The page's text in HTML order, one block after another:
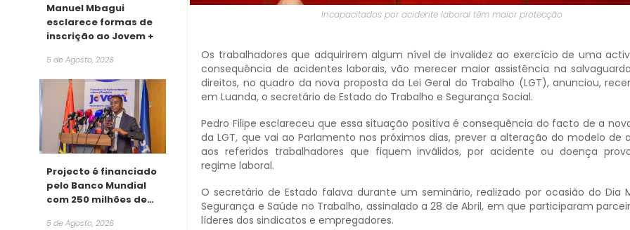
Manuel Mbagui
esclarece formas de
inscrição ao Jovem +
5 de Agosto, 2026
Projecto é financiado
pelo Banco Mundial
com 250 milhões de
5 de Agosto, 2026
Incapacitados por acidente laboral têm maior protecção
Os trabalhadores que adquirirem algum nível de invalidez ao exercício de uma
consequência de acidentes laborais, vão merecer maior assistência na
direitos, no quadro da nova proposta da Lei Geral do Trabalho (LGT), anunciou,
em Luanda, o secretário de Estado do Trabalho e Segurança Social.
Pedro Filipe esclareceu que essa situação positiva é consequência do facto de a
da LGT, que vai ao Parlamento nos próximos dias, prever a alteração do modelo de
aos referidos trabalhadores que fiquem inválidos, por acidente ou doença
regime laboral.
O secretário de Estado falava durante um seminário, realizado por ocasião do Dia
Segurança e Saúde no Trabalho, assinalado a 28 de Abril, em que participaram
líderes dos sindicatos e empregadores.